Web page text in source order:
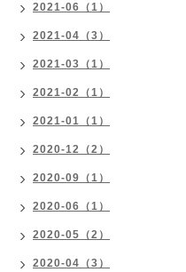
2021-06（1）
2021-04（3）
2021-03（1）
2021-02（1）
2021-01（1）
2020-12（2）
2020-09（1）
2020-06（1）
2020-05（2）
2020-04（3）